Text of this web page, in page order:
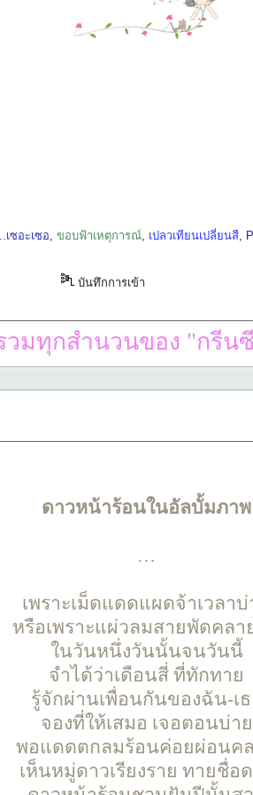
เซอะเซอ,ขอบฟ้าเหตุการณ์, เปลวเทียนเปลี่ยนสี,
บันทึกการเข้า
วมทุกสำนวนของ "กรีน
ดาวหน้าร้อนในอัลบั้มภาพ
…
เพราะเม็ดแดดแผดจ้าเวลาบ่
หรือเพราะแผ่วลมสายพัดคลา
ในวันหนึ่งวันนั้นจนวันนี้
จำได้ว่าเดือนสี่ ที่ทักทาย
รู้จักผ่านเพื่อนกันของฉัน-เ
จองที่ให้เสมอ เจอตอนบ่าย
พอแดดตกลมร้อนค่อยผ่อนค
เห็นหมู่ดาวเรียงราย ทายชื่อ